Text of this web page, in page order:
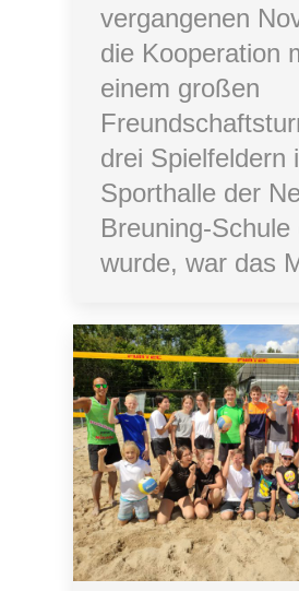
vergangenen
die Kooperation
einem großen
drei Spielfeldern
Sporthalle der
Breuning-
wurde, war das